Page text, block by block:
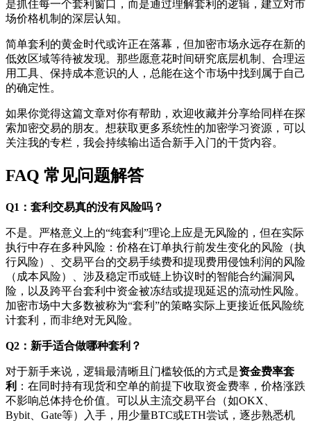
是抓住每一个套利窗口，而是通过理解套利的逻辑，建立对市
场价格机制的深层认知。
简单套利的黄金时代或许正在落幕，但加密市场永远存在新的
低效区域等待被发现。那些愿意花时间研究底层机制、合理运
用工具、保持成本意识的人，总能在这个市场中找到属于自己
的确定性。
如果你觉得这篇文章对你有帮助，欢迎收藏并分享给同样在探
索加密交易的朋友。想获取更多系统性的加密学习资源，可以
关注我的专栏，我会持续输出适合新手入门的干货内容。
FAQ 常见问题解答
Q1：套利交易真的没有风险吗？
不是。严格意义上的“纯套利”理论上应是无风险的，但在实际
执行中存在多种风险：价格在订单执行前发生变化的风险（执
行风险）、交易平台的交易手续费和提现费用侵蚀利润的风险
（成本风险）、涉及稳定币或链上协议时的智能合约漏洞风
险，以及跨平台套利中资金被冻结或提现延迟的流动性风险。
加密市场中大多数被称为“套利”的策略实际上更接近低风险统
计套利，而非绝对无风险。
Q2：新手适合做哪种套利？
对于新手来说，逻辑最清晰且门槛较低的方式是资金费率套
利 ：在同时持有现货和空单的前提下收取资金费率，价格涨跌
不影响总体持仓价值。可以从主流交易平台（如OKX、
Bybit、Gate等）入手，用少量BTC或ETH尝试，逐步熟悉机